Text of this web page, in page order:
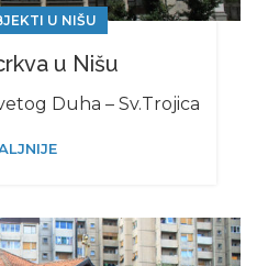
U NIŠU
u Nišu
Duha – Sv.Trojica